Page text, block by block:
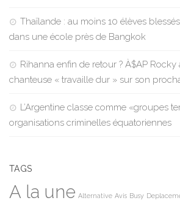
Thaïlande : au moins 10 élèves
dans une école près de Bangkok
Rihanna enfin de retour ? À$AP
chanteuse « travaille dur » sur son
L’Argentine classe comme «groupes
organisations criminelles équatoriennes
TAGS
A la une Alternative Avis Busy